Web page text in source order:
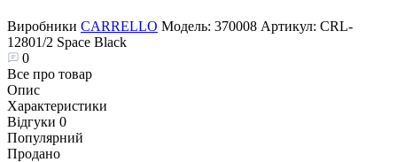
Виробники CARRELLO Модель: 370008 Артикул: CRL-
12801/2 Space Black
0
Все про товар
Опис
Характеристики
Відгуки 0
Популярний
Продано